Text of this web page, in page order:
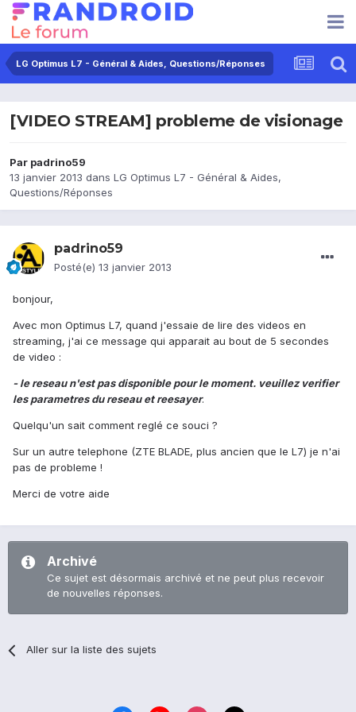
LG Optimus L7 - Général & Aides, Questions/Réponses
[VIDEO STREAM] probleme de visionage
Par padrino59
13 janvier 2013 dans LG Optimus L7 - Général & Aides,
Questions/Réponses
padrino59
Posté(e) 13 janvier 2013
bonjour,
Avec mon Optimus L7, quand j'essaie de lire des videos en
streaming, j'ai ce message qui apparait au bout de 5 secondes
de video :
- le reseau n'est pas disponible pour le moment. veuillez verifier
les parametres du reseau et reesayer.
Quelqu'un sait comment reglé ce souci ?
Sur un autre telephone (ZTE BLADE, plus ancien que le L7) je n'ai
pas de probleme !
Merci de votre aide
Archivé
Ce sujet est désormais archivé et ne peut plus recevoir
de nouvelles réponses.
Aller sur la liste des sujets